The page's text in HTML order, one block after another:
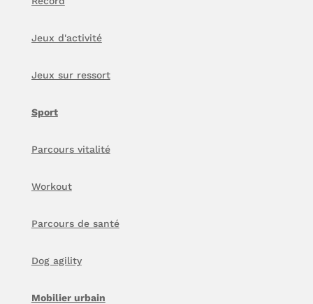
Jeux d'activité
Jeux sur ressort
Sport
Parcours vitalité
Workout
Parcours de santé
Dog agility
Mobilier urbain